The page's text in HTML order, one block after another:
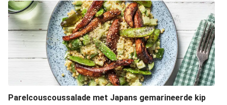
Parelcouscoussalade met Japans gemarineerde kip